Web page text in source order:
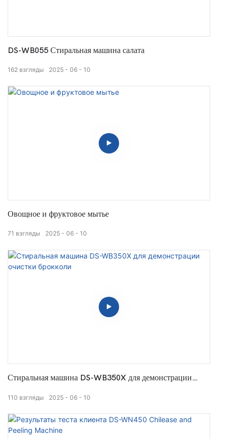
DS-WB055 Стиральная машина салата
2025 06 10
162 взгляды
Овощное и фруктовое мытье
2025 06 10
71 взгляды
Стиральная машина DS-WB350X для демонстрации
2025 06 10
110 взгляды